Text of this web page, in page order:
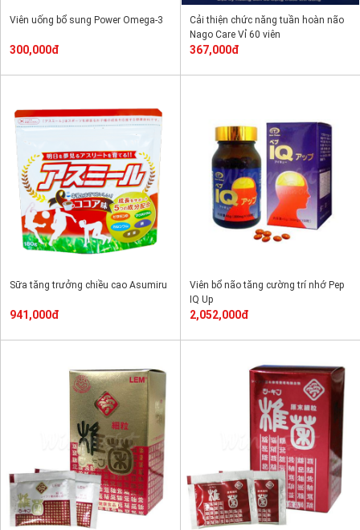
Viên uống bổ sung Power Omega-3
300,000đ
Cải thiện chức năng tuần hoàn não
Nago Care Vỉ 60 viên
367,000đ
Sữa tăng trưởng chiều cao Asumiru
941,000đ
Viên bổ não tăng cường trí nhớ Pep
IQ Up
2,052,000đ